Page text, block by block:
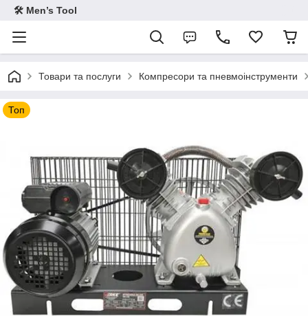
🛠 Men’s Tool
Товари та послуги Компресори та пневмоінструменти
Топ